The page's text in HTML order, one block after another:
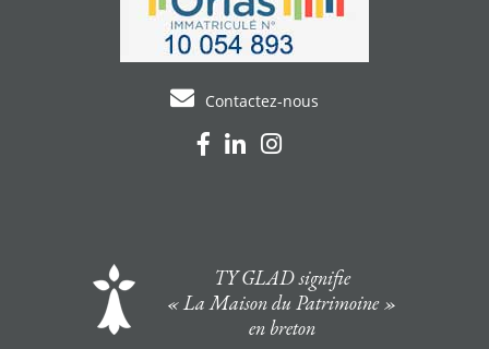
Contactez-nous
TY GLAD signifie
« La Maison du Patrimoine »
en breton